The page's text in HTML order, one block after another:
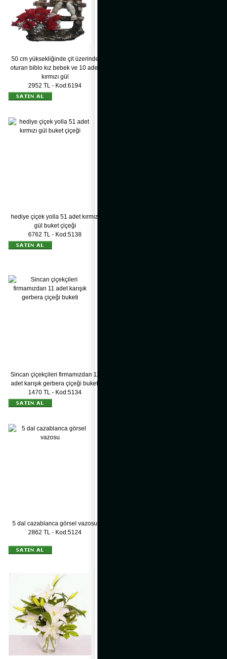
50 cm yüksekliğinde çit üzerinde
oturan biblo kız bebek ve 10 adet
kırmızı gül
2952 TL - Kod:6194
hediye çiçek yolla 51 adet kırmızı
gül buket çiçeği
6762 TL - Kod:5138
Sincan çiçekçileri firmamızdan 11
adet karışık gerbera çiçeği buketi
1470 TL - Kod:5134
5 dal cazablanca görsel vazosu
2862 TL - Kod:5124